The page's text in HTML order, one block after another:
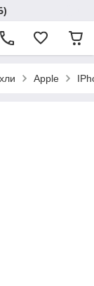
Apple